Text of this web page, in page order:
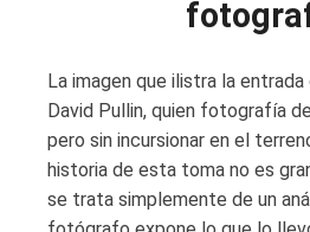
La imagen que ilistra la
David Pullin, quien fotografía
pero sin incursionar en el
historia de esta toma no es
se trata simplemente de un